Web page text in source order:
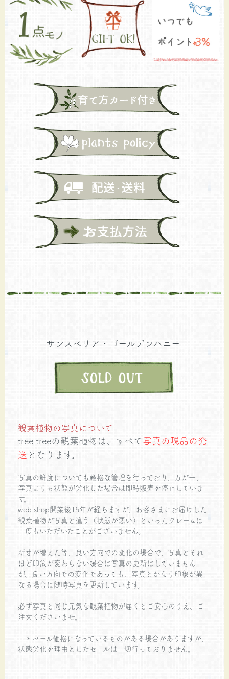
サンスベリア・ゴールデンハニー
観葉植物の写真について
tree treeの観葉植物は、すべて写真の現品の発
送 となります。
写真の鮮度についても厳格な管理を行っており、万が一、
写真よりも状態が劣化した場合は即時販売を停止していま
す。
web shop開業後15年が経ちますが、お客さまにお届けした
観葉植物が写真と違う（状態が悪い）といったクレームは
一度もいただいたことがございません。
新芽が増えた等、良い方向での変化の場合で、写真とそれ
ほど印象が変わらない場合は写真の更新はしていません
が、良い方向での変化であっても、写真とかなり印象が異
なる場合は随時写真を更新しています。
必ず写真と同じ元気な観葉植物が届くとご安心のうえ、ご
注文くださいませ。
＊セール価格になっているものがある場合がありますが、
状態劣化を理由としたセールは一切行っておりません。